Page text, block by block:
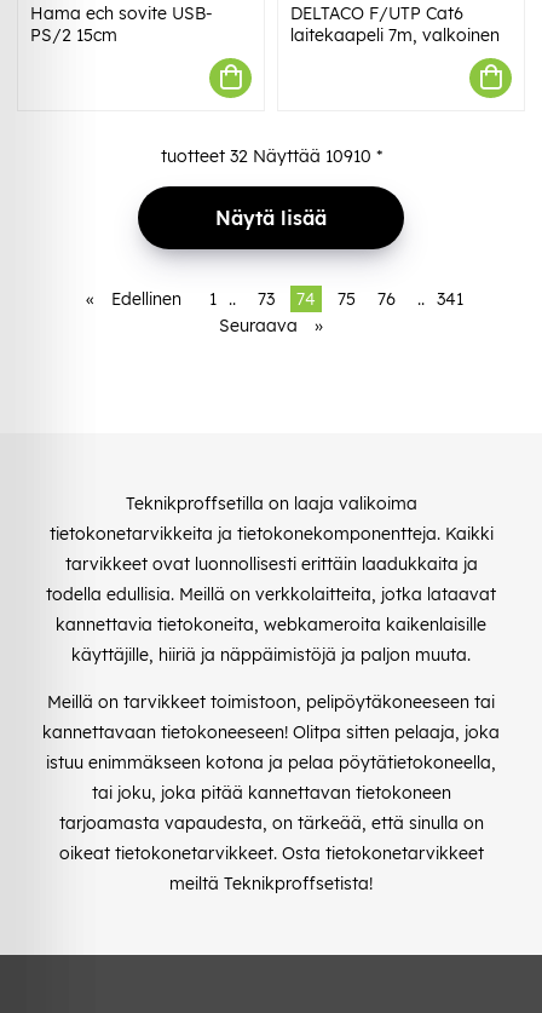
Hama ech sovite USB-
PS/2 15cm
DELTACO F/UTP Cat6
laitekaapeli 7m, valkoinen
tuotteet 32Näyttää 10910 *
Näytä lisää
« Edellinen 1 .. 73 74 75 76 .. 341
Seuraava
»
Teknikproffsetilla on laaja valikoima
tietokonetarvikkeita ja tietokonekomponentteja. Kaikki
tarvikkeet ovat luonnollisesti erittäin laadukkaita ja
todella edullisia. Meillä on verkkolaitteita, jotka lataavat
kannettavia tietokoneita, webkameroita kaikenlaisille
käyttäjille, hiiriä ja näppäimistöjä ja paljon muuta.
Meillä on tarvikkeet toimistoon, pelipöytäkoneeseen tai
kannettavaan tietokoneeseen! Olitpa sitten pelaaja, joka
istuu enimmäkseen kotona ja pelaa pöytätietokoneella,
tai joku, joka pitää kannettavan tietokoneen
tarjoamasta vapaudesta, on tärkeää, että sinulla on
oikeat tietokonetarvikkeet. Osta tietokonetarvikkeet
meiltä Teknikproffsetista!